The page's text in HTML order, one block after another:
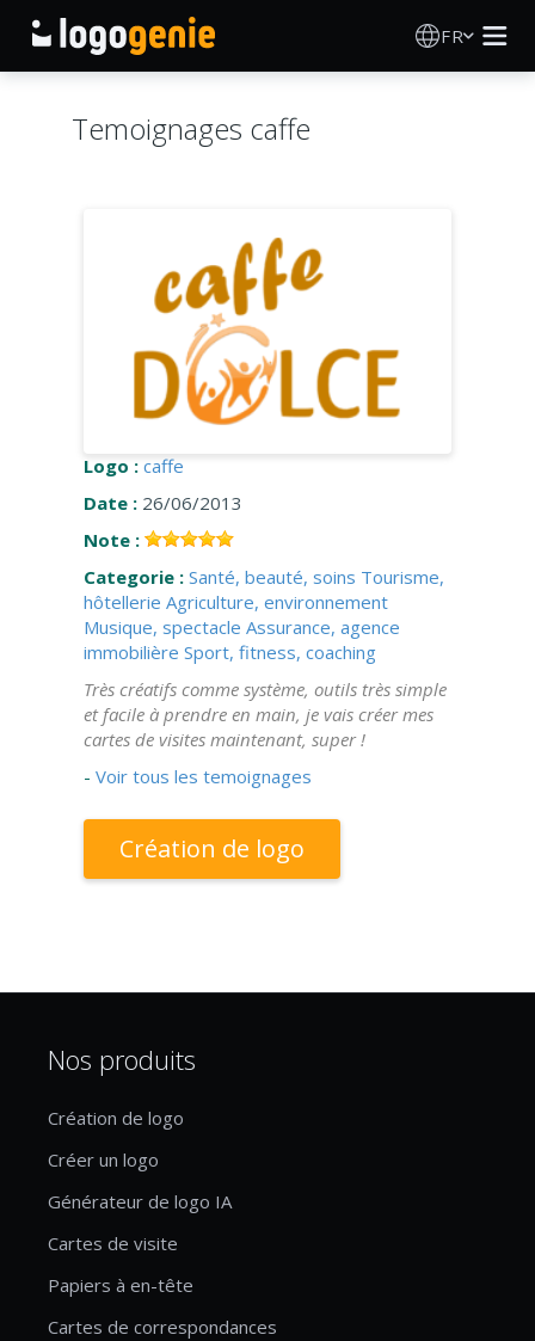
FR
Produits imprimés
Temoignages caffe
Logo : caffe
Date : 26/06/2013
Note :
Categorie : Santé, beauté, soins Tourisme,
hôtellerie Agriculture, environnement
Musique, spectacle Assurance, agence
immobilière Sport, fitness, coaching
Très créatifs comme système, outils très simple
et facile à prendre en main, je vais créer mes
cartes de visites maintenant, super !
- Voir tous les temoignages
Création de logo
Nos produits
Création de logo
Créer un logo
Générateur de logo IA
Cartes de visite
Papiers à en-tête
Cartes de correspondances